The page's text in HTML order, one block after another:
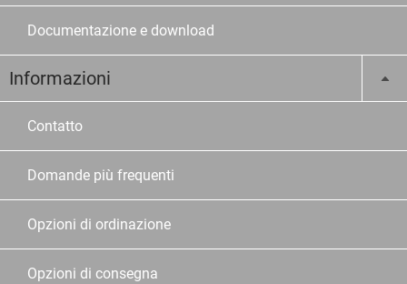
Documentazione e download
Informazioni
Contatto
Domande più frequenti
Opzioni di ordinazione
Opzioni di consegna